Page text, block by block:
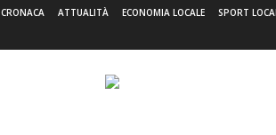
CRONACA ATTUALITÀ ECONOMIA LOCALE SPORT